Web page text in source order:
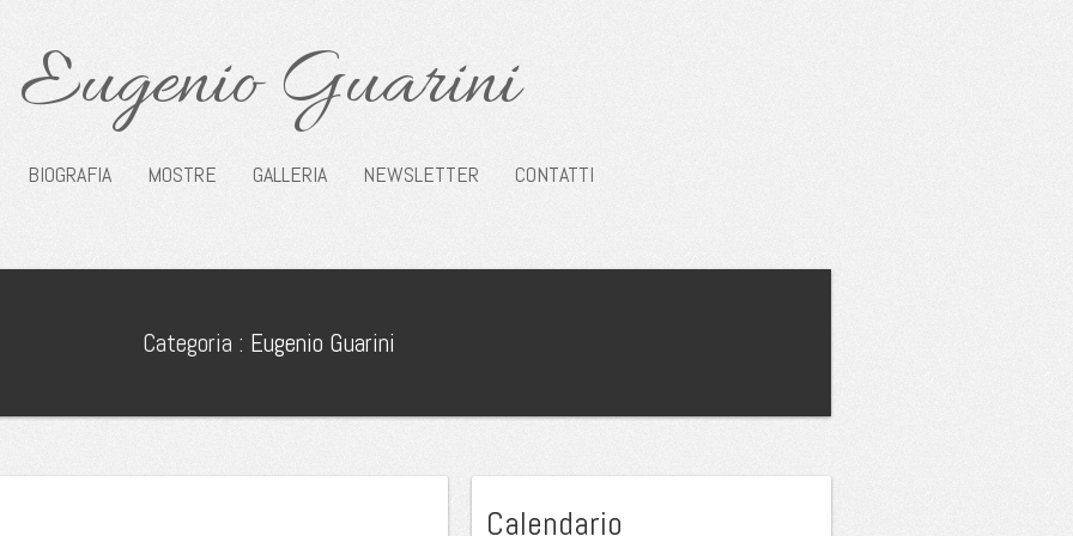
Eugenio Guarini
BIOGRAFIA MOSTRE GALLERIA NEWSLETTER CONTATTI
Categoria : Eugenio Guarini
Calendario